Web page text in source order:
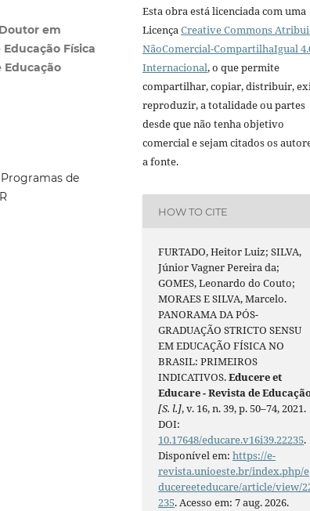
em
Física
Educação
de
Esta obra está licenciada com uma
LicençaCreative Commons
NãoComercial-CompartilhaIgual
Internacional, o que permite
compartilhar, copiar, distribuir,
reproduzir, a totalidade ou partes
desde que não tenha objetivo
comercial e sejam citados os
a fonte.
HOW TO CITE
FURTADO, Heitor Luiz; SILVA,
Júnior Vagner Pereira da;
GOMES, Leonardo do Couto;
MORAES E SILVA, Marcelo.
PANORAMA DA PÓS-
GRADUAÇÃO STRICTO SENSU
EM EDUCAÇÃO FÍSICA NO
BRASIL: PRIMEIROS
INDICATIVOS.Educere et
Educare - Revista de
[S. l.], v. 16, n. 39, p. 50–74, 2021.
DOI:
10.17648/educare.v16i39.22235.
Disponível em:https://e-
revista.unioeste.br/index.php/e
ducereeteducare/article/view/
235. Acesso em: 7 aug. 2026.